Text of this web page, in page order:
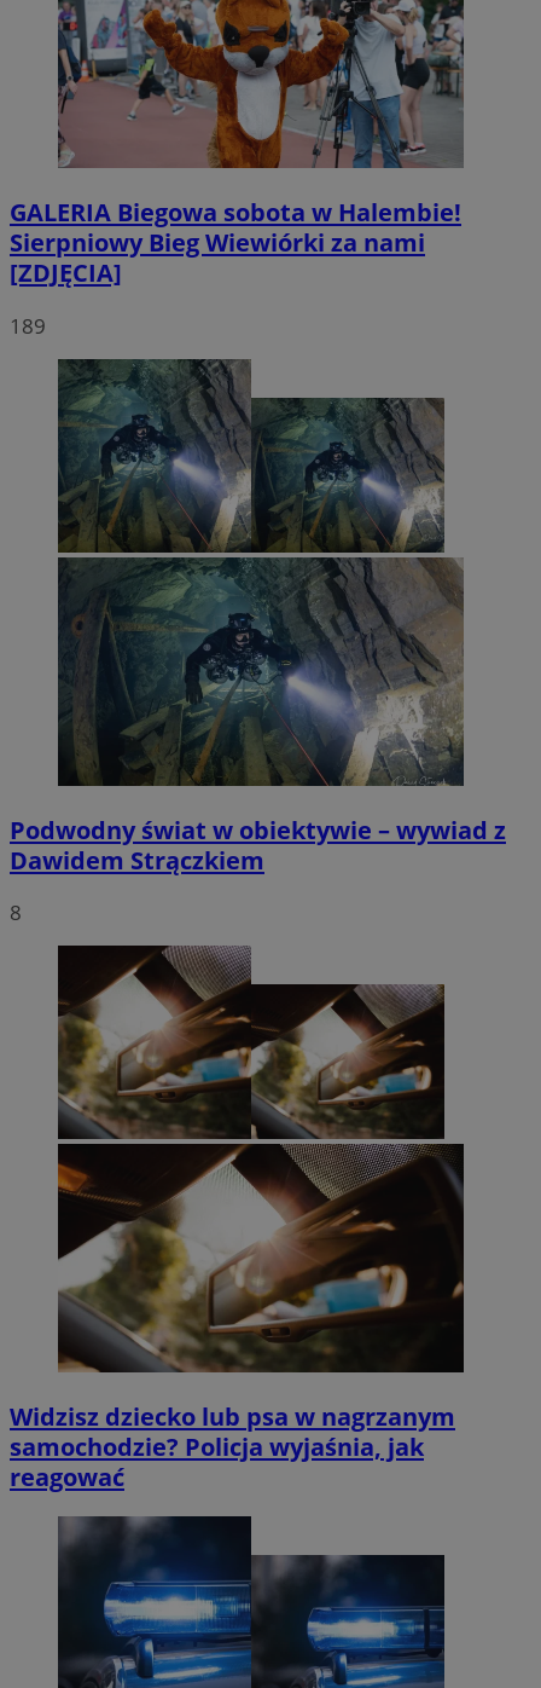
GALERIA Biegowa sobota w Halembie!
Sierpniowy Bieg Wiewiórki za nami
[ZDJĘCIA]
189
Podwodny świat w obiektywie – wywiad z
Dawidem Strączkiem
8
Widzisz dziecko lub psa w nagrzanym
samochodzie? Policja wyjaśnia, jak
reagować